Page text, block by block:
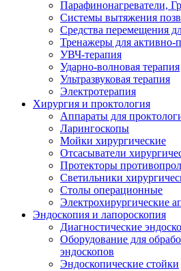
Парафинонагреватели,
Системы вытяжения
Средства перемещения
Тренажеры для активно-
УВЧ-терапия
Ударно-волновая терапия
Ультразвуковая терапия
Электротерапия
Хирургия и проктология
Аппараты для
Ларингоскопы
Мойки хирургические
Отсасыватели
Протекторы
Светильники
Столы операционные
Электрохирургические
Эндоскопия и лапороскопия
Диагностические
Оборудование для
эндоскопов
Эндоскопические стойки